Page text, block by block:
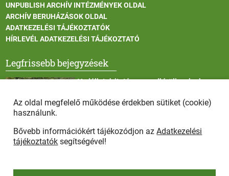
UNPUBLISH ARCHÍV INTÉZMÉNYEK OLDAL
ARCHÍV BERUHÁZÁSOK OLDAL
ADATKEZELÉSI TÁJÉKOZTATÓK
HÍRLEVÉL ADATKEZELÉSI TÁJÉKOZTATÓ
Legfrissebb bejegyzések
Vadállatok itatása a rendkívüli melegben
Afrikai sertéspestis - kérések a lakosság felé
Az oldal megfelelő működése érdekben sütiket (cookie)
használunk.
Bővebb információkért tájékozódjon azAdatkezelési
tájékoztatók segítségével!